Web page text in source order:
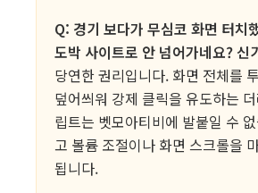
Q: 경기 보다가 무심코 화면 터치
도박 사이트로 안 넘어가네요? 신
당연한 권리입니다. 화면 전체를
덮어씌워 강제 클릭을 유도하는
립트는 벳모아티비에 발붙일 수
고 볼륨 조절이나 화면 스크롤을
됩니다.